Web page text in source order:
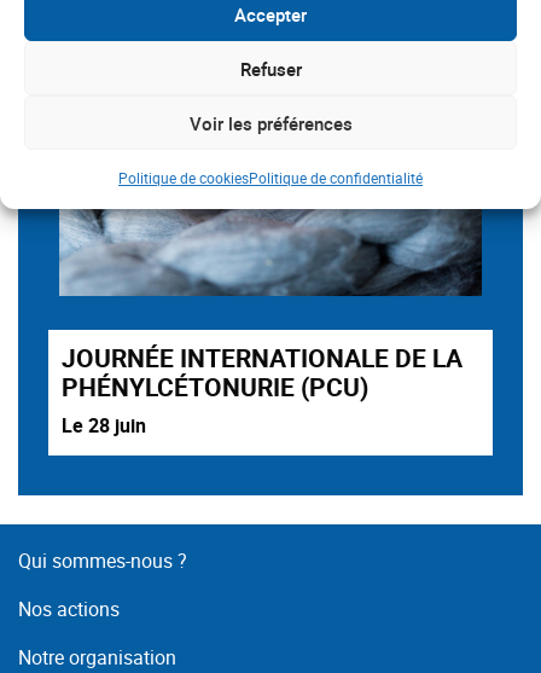
Accepter
Refuser
Voir les préférences
Politique de cookiesPolitique de confidentialité
JOURNÉE INTERNATIONALE DE LA
PHÉNYLCÉTONURIE (PCU)
Le 28 juin
Qui sommes-nous ?
Nos actions
Notre organisation